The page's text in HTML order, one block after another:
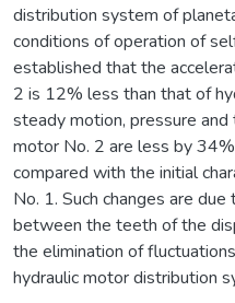
distribution system of
conditions of operation of
established that the
2 is 12% less than that of
steady motion, pressure
motor No. 2 are less by
compared with the initial
No. 1. Such changes are
between the teeth of the
the elimination of
hydraulic motor distribution